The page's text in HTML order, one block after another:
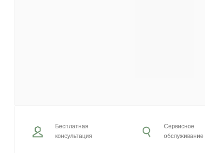
Бесплатная
консультация
Сервисное
обслуживание